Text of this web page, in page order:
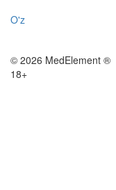
O'z
© 2026 MedElement ®
18+